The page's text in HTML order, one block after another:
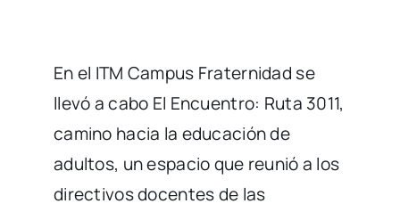
En el ITM Campus Fraternidad se
llevó a cabo El Encuentro: Ruta 3011,
camino hacia la educación de
adultos, un espacio que reunió a los
directivos docentes de las